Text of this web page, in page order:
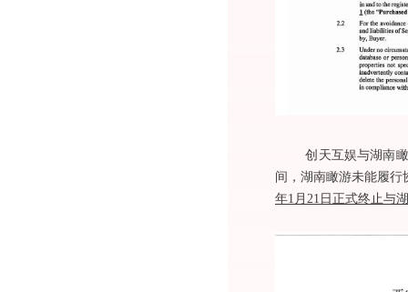
创天互娱与湖南瞰游
间，湖南瞰游未能履
年1月21日正式终止与